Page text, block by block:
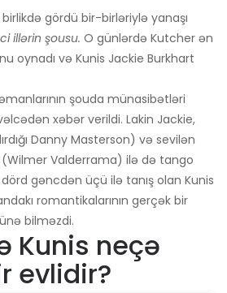
gördü bir-birləriylə yanaşı
illərin şousu. O günlərdə Kutcher ən
oynadı və Kunis Jackie Burkhart
şouda münasibətləri
xəbər verildi. Lakin Jackie,
Danny Masterson) və sevilən
Valderrama) ilə də tango
gəncdən üçü ilə tanış olan Kunis
romantikalarının gerçək bir
bilməzdi.
Kunis neçə
evlidir?